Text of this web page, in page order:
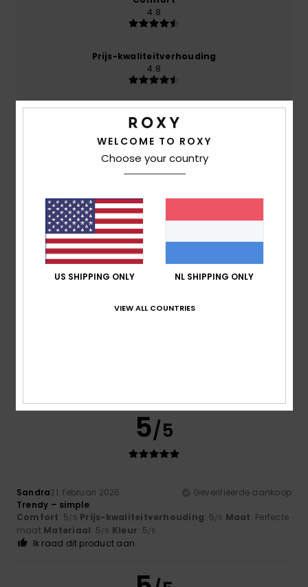
4.8
Prijs-kwaliteitverhouding
4.8
4 /5
5/5
Sandra21. februari 2026
Geverifieerde aankoop
Trendy – simple
Comfort: 5/5 Prijs-kwaliteitverhouding: 5/5 Maat: Perfecte
maat Materiaal: 5/5 Kleur: 5/5
Ik raad dit product aan
WELCOME TO ROXY
Choose your country
US SHIPPING ONLY NL SHIPPING ONLY
VIEW ALL COUNTRIES